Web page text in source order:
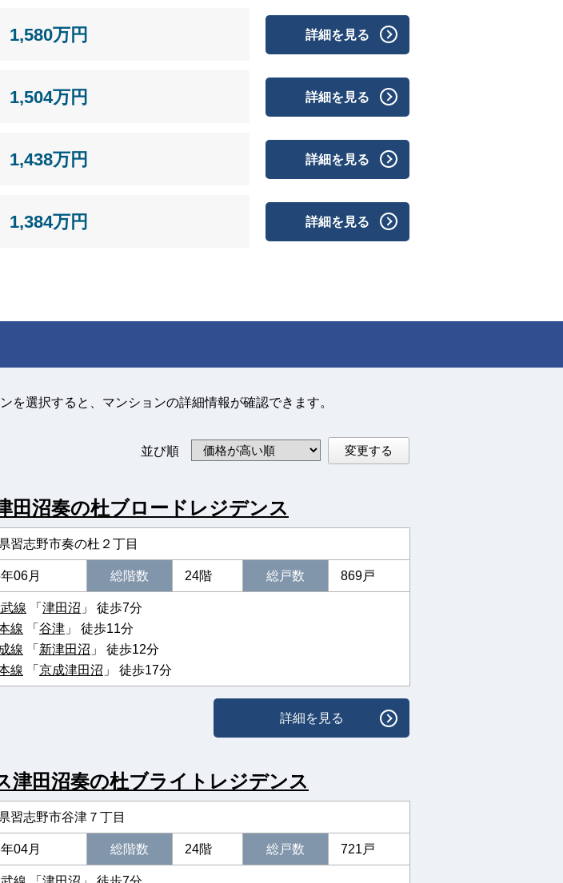
1,580万円 詳細を見る
1,504万円 詳細を見る
1,438万円 詳細を見る
1,384万円 詳細を見る
選択すると、マンションの詳細情報が確認できます。
並び順 変更する
田沼奏の杜ブロードレジデンス
習志野市奏の杜２丁目
06月 総階数 24階 総戸数 869戸
線 「 津田沼 」 徒歩7分
線 「 谷津 」 徒歩11分
線 「 新津田沼 」 徒歩12分
線 「 京成津田沼 」 徒歩17分
詳細を見る
津田沼奏の杜ブライトレジデンス
習志野市谷津７丁目
04月 総階数 24階 総戸数 721戸